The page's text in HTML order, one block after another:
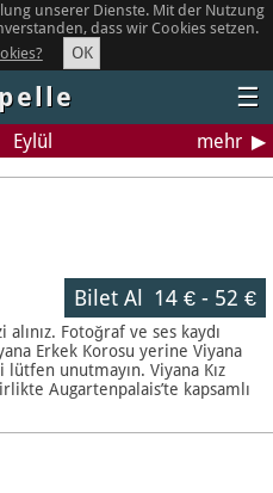
unserer Dienste. Mit der Nutzung
dass wir Cookies setzen.
OK
☰
Eylül mehr
Bilet Al 14 €- 52 €
Fotoğraf ve ses kaydı
Erkek Korosu yerine Viyana
lütfen unutmayın. Viyana Kız
Augartenpalais’te kapsamlı